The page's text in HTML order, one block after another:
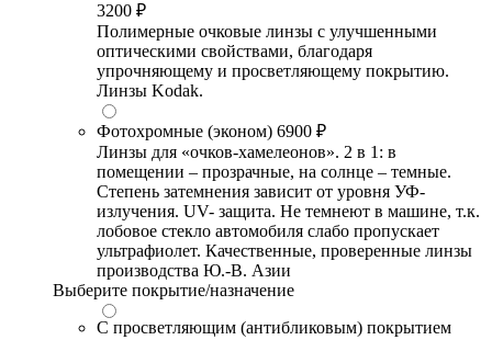
3200 ₽
Полимерные очковые линзы с улучшенными
оптическими свойствами, благодаря
упрочняющему и просветляющему покрытию.
Линзы Kodak.
Фотохромные (эконом) 6900 ₽
Линзы для «очков-хамелеонов». 2 в 1: в
помещении – прозрачные, на солнце – темные.
Степень затемнения зависит от уровня УФ-
излучения. UV- защита. Не темнеют в машине, т.к.
лобовое стекло автомобиля слабо пропускает
ультрафиолет. Качественные, проверенные линзы
производства Ю.-В. Азии
Выберите покрытие/назначение
С просветляющим (антибликовым) покрытием